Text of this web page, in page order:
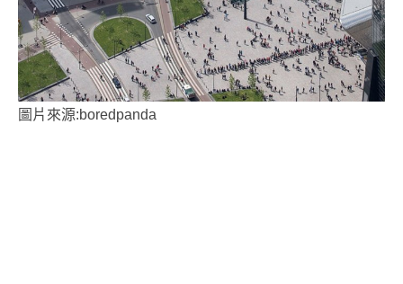
圖片來源:boredpanda